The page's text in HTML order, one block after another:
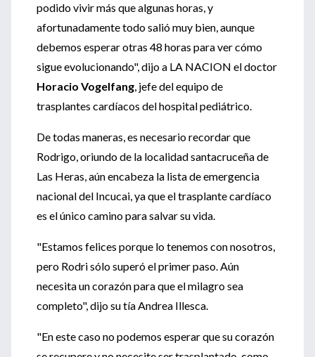
podido vivir más que algunas horas, y
afortunadamente todo salió muy bien, aunque
debemos esperar otras 48 horas para ver cómo
sigue evolucionando", dijo a LA NACION el doctor
Horacio Vogelfang, jefe del equipo de
trasplantes cardíacos del hospital pediátrico.
De todas maneras, es necesario recordar que
Rodrigo, oriundo de la localidad santacruceña de
Las Heras, aún encabeza la lista de emergencia
nacional del Incucai, ya que el trasplante cardíaco
es el único camino para salvar su vida.
"Estamos felices porque lo tenemos con nosotros,
pero Rodri sólo superó el primer paso. Aún
necesita un corazón para que el milagro sea
completo", dijo su tía Andrea Illesca.
"En este caso no podemos esperar que su corazón